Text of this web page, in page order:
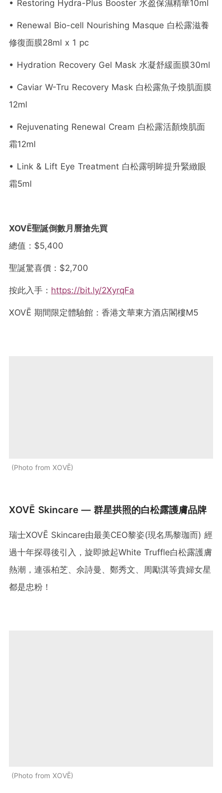
• Restoring Hydra-Plus Booster 水盈保濕精華10ml
• Renewal Bio-cell Nourishing Masque 白松露滋養
修復面膜28ml x 1 pc
• Hydration Recovery Gel Mask 水凝舒緩面膜30ml
• Caviar W-Tru Recovery Mask 白松露魚子煥肌面膜
12ml
• Rejuvenating Renewal Cream 白松露活顏煥肌面
霜12ml
• Link & Lift Eye Treatment 白松露明眸提升緊緻眼
霜5ml
XOVĒ聖誕倒數月曆搶先買
總值：$5,400
聖誕驚喜價：$2,700
按此入手： https://bit.ly/2XyrqFa
XOVĒ 期間限定體驗館：香港文華東方酒店閣樓M5
Photo from XOVĒ
XOVĒ Skincare — 群星拱照的白松露護膚品牌
瑞士XOVĒ Skincare由最美CEO黎姿(現名馬黎珈而) 經
過十年探尋後引入，旋即掀起White Truffle白松露護膚
熱潮，連張柏芝、佘詩曼、鄭秀文、周勵淇等貴婦女星
都是忠粉！
Photo from XOVĒ